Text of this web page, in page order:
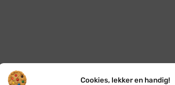
Cookies, lekker en handig!